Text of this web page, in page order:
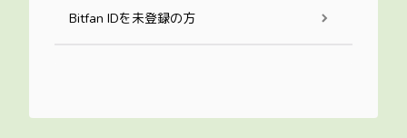
Bitfan IDを未登録の方